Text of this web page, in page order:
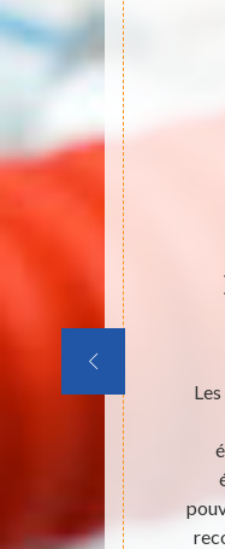
installations
Il